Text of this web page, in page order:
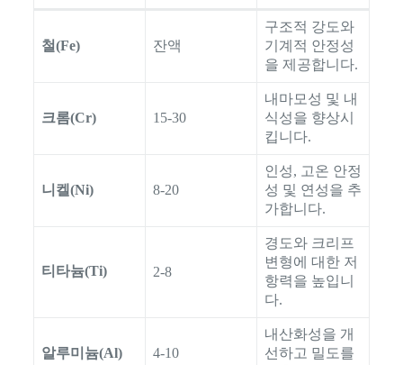
철(Fe) 잔액
구조적 강도와
기계적 안정성
을 제공합니다.
크롬(Cr) 15-30
내마모성 및 내
식성을 향상시
킵니다.
니켈(Ni) 8-20
인성, 고온 안정
성 및 연성을 추
가합니다.
티타늄(Ti) 2-8
경도와 크리프
변형에 대한 저
항력을 높입니
다.
알루미늄(Al) 4-10
내산화성을 개
선하고 밀도를